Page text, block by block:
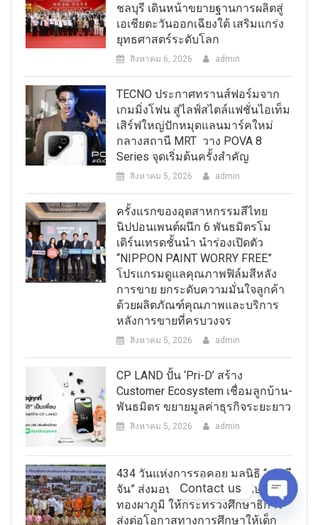
ชลบุรี เดินหน้าขยายฐานการผลิตสู่
เอเชียตะวันออกเฉียงใต้ เสริมแกร่ง
ยุทธศาสตร์ระดับโลก
สิงหาคม 6, 2026 admin
TECNO ประกาศทรานส์ฟอร์มจาก
เกมมิ่งโฟน สู่ไลฟ์สไตล์แฟชั่นไอเท็ม
เสิร์ฟใหญ่ปักหมุดแลนมาร์คใหม่
กลางสถานี MRT วาง POVA 8
Series จุดเริ่มต้นครั้งสำคัญ
สิงหาคม 5, 2026 admin
ครั้งแรกของอุตสาหกรรมสีไทย
นิปปอนเพนต์ผนึก 6 พันธมิตรโม
เดิร์นเทรดชั้นนำ นำร่องเปิดตัว
“NIPPON PAINT WORRY FREE”
โปรแกรมดูแลคุณภาพฟิล์มสีหลัง
การขาย ยกระดับความมั่นใจลูกค้า
ด้วยผลิตภัณฑ์คุณภาพและบริการ
หลังการขายที่ครบวงจร
สิงหาคม 5, 2026 admin
CP LAND ปั้น ‘Pri-D’ สร้าง
Customer Ecosystem เชื่อมลูกบ้าน-
พันธมิตร ขยายมูลค่าธุรกิจระยะยาว
สิงหาคม 5, 2026 admin
434 วันแห่งการรอคอย มูลนิธิ “เพจอี
จัน” ส่งมอบ โรงเรียนเด็กพิเศษ
ทองผาภูมิ ให้กระทรวงศึกษาธิการ
ส่งต่อโอกาสทางการศึกษาให้เด็ก
Contact us
Open